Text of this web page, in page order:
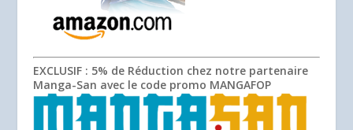
EXCLUSIF : 5% de Réduction chez notre partenaire
Manga-San avec le code promo MANGAFOP